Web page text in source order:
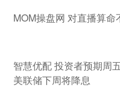
MOM操盘网 对直播算命
智慧优配 投资者预期周
美联储下周将降息